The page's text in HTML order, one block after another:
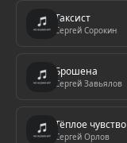
Таксист
Сергей Сорокин
Брошена
Сергей Завьялов
Тёплое чувство
Сергей Орлов